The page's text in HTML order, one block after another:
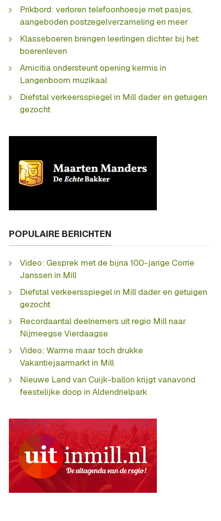
Prikbord: verloren telefoonhoesje met pasjes,
aangeboden postzegelverzameling en meer
Klasseboeren brengen leerlingen dichter bij het
boerenleven
Amicitia ondersteunt opening kermis in
Langenboom muzikaal
Diefstal verkeersspiegel in Mill dader en getuigen
gezocht
POPULAIRE BERICHTEN
Video: Gesprek met de bijna 100-jarige Corrie
Janssen in Mill
Diefstal verkeersspiegel in Mill dader en getuigen
gezocht
Recordaantal deelnemers uit regio Mill naar
Nijmeegse Vierdaagse
Video: Warme maar toch drukke
Vakantiejaarmarkt in Mill
Nieuwe Land van Cuijk-ballon krijgt vanavond
feestelijke doop in Aldendrielpark